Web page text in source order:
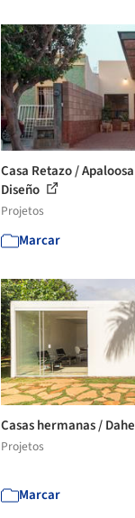
Casa Retazo /
Diseño
Projetos
Marcar
Casas hermanas /
Projetos
Marcar